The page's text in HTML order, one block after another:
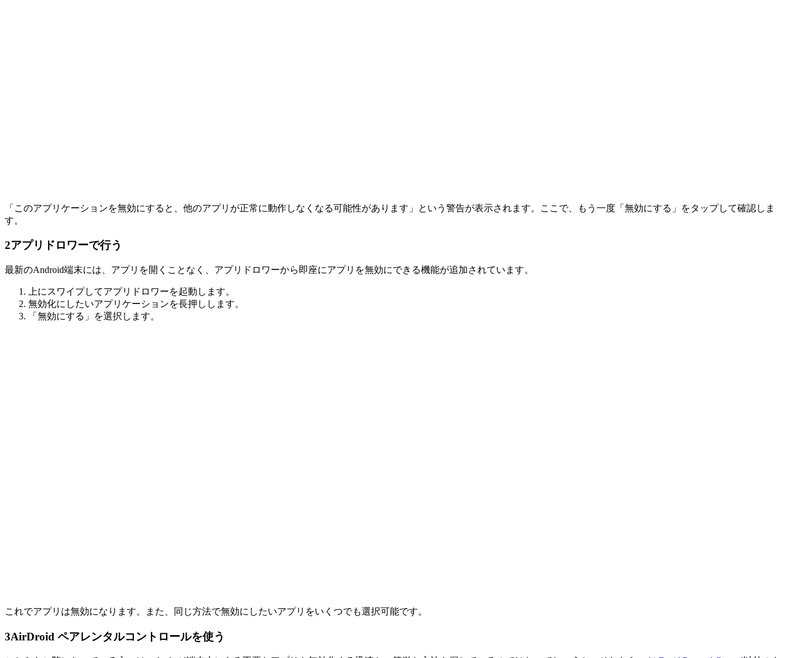
「このアプリケーションを無効にすると、他のアプリが正常に動作しなくなる可能性があります」という警告が表示されます。ここで、もう一度「無効にする」をタップして確認しま
す。
2アプリドロワーで行う
最新のAndroid端末には、アプリを開くことなく、アプリドロワーから即座にアプリを無効にできる機能が追加されています。
上にスワイプしてアプリドロワーを起動します。
無効化にしたいアプリケーションを長押しします。
「無効にする」を選択します。
これでアプリは無効になります。また、同じ方法で無効にしたいアプリをいくつでも選択可能です。
3AirDroid ペアレンタルコントロールを使う